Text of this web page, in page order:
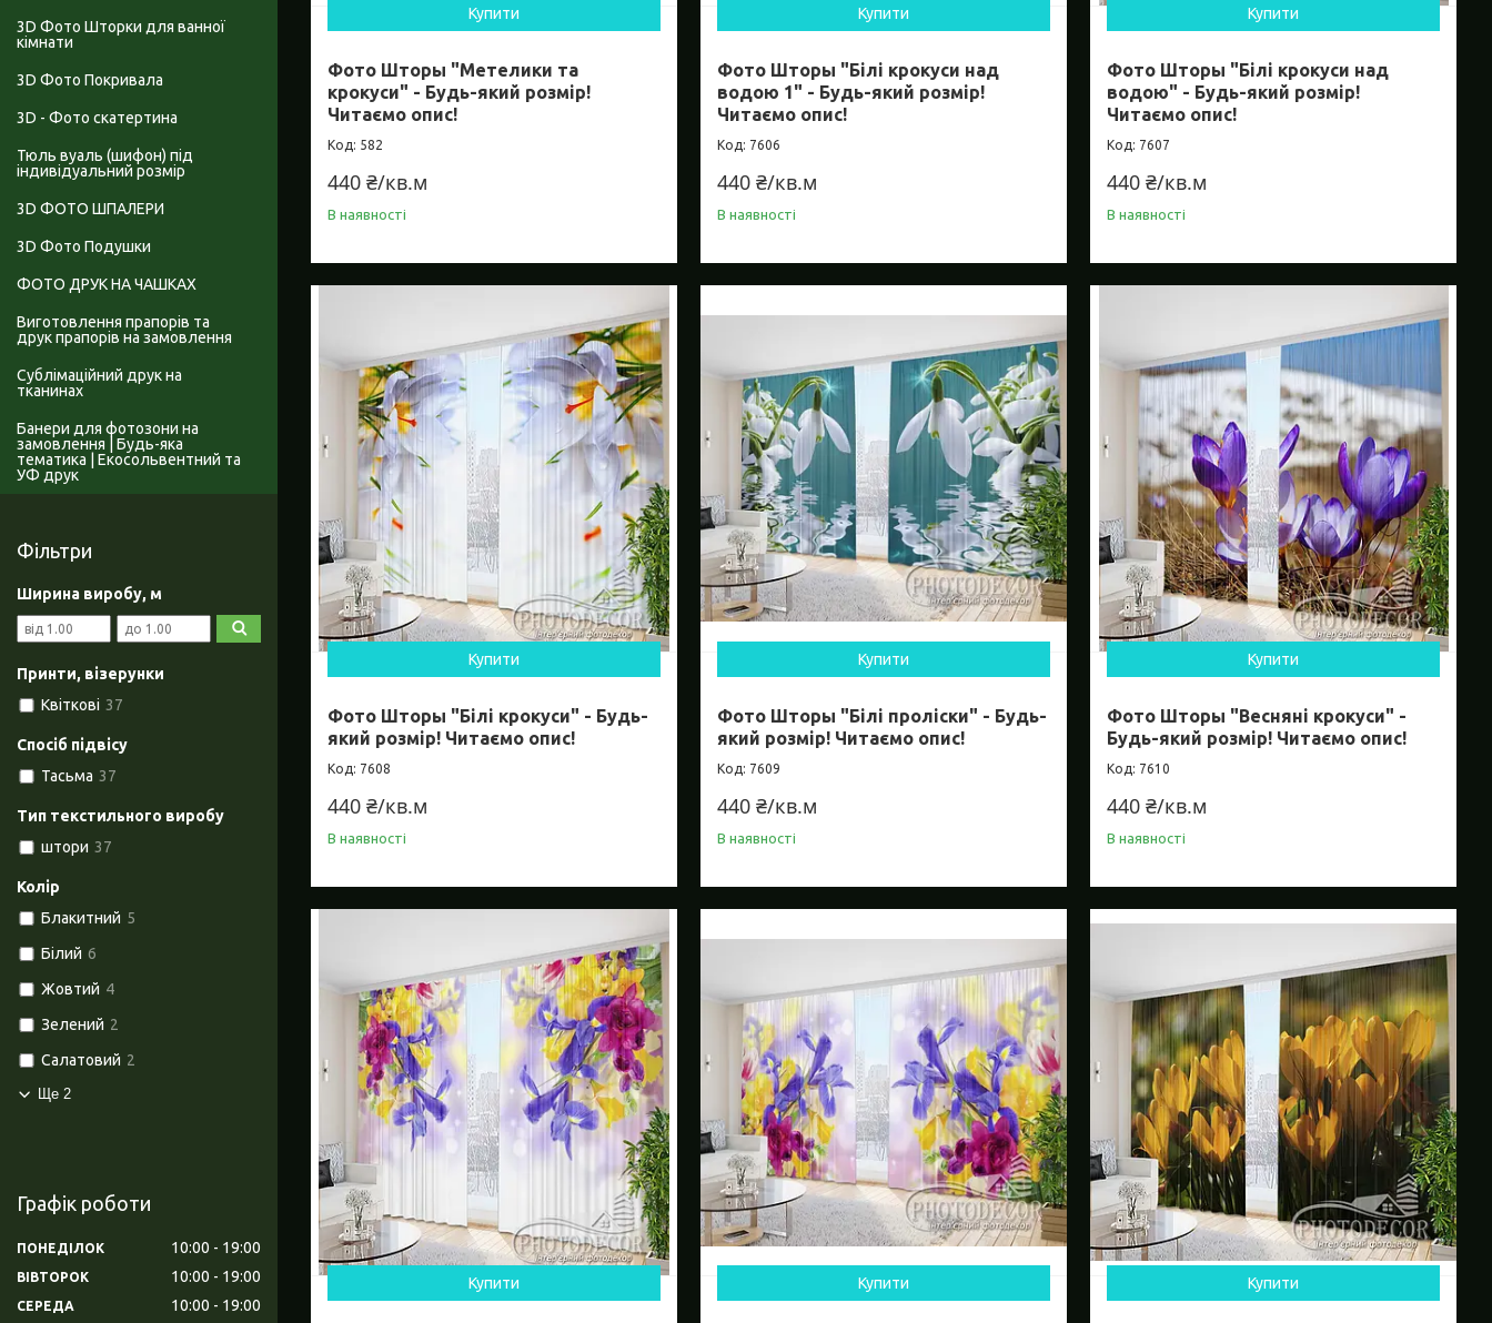
Купити
Фото Шторы "Метелики та
крокуси" - Будь-який розмір!
Читаємо опис!
582
440 ₴/кв.м
В наявності
Купити
Фото Шторы "Білі крокуси над
водою 1" - Будь-який розмір!
Читаємо опис!
7606
440 ₴/кв.м
В наявності
Купити
Фото Шторы "Білі крокуси над
водою" - Будь-який розмір!
Читаємо опис!
7607
440 ₴/кв.м
В наявності
Купити
Фото Шторы "Білі крокуси" - Будь-
який розмір! Читаємо опис!
7608
440 ₴/кв.м
В наявності
Купити
Фото Шторы "Білі проліски" - Будь-
який розмір! Читаємо опис!
7609
440 ₴/кв.м
В наявності
Купити
Фото Шторы "Весняні крокуси" -
Будь-який розмір! Читаємо опис!
7610
440 ₴/кв.м
В наявності
Купити Купити Купити
3D Фото Шторки для ванної
кімнати
3D Фото Покривала
3D - Фото скатертина
Тюль вуаль (шифон) під
індивідуальний розмір
3D ФОТО ШПАЛЕРИ
3D Фото Подушки
ФОТО ДРУК НА ЧАШКАХ
Виготовлення прапорів та
друк прапорів на замовлення
Сублімаційний друк на
тканинах
Банери для фотозони на
замовлення | Будь-яка
тематика | Екосольвентний та
УФ друк
Фільтри
Ширина виробу, м
Принти, візерунки
Квіткові 37
Спосіб підвісу
Тасьма 37
Тип текстильного виробу
штори 37
Колір
Блакитний 5
Білий 6
Жовтий 4
Зелений 2
Салатовий 2
Ще 2
Графік роботи
ПОНЕДІЛОК 10:00 19:00
ВІВТОРОК 10:00 19:00
СЕРЕДА 10:00 19:00